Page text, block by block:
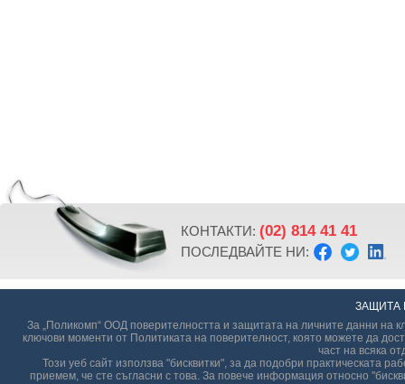
ЗАЩИТА
За „Поликомп“ ООД поверителността и защитата на личните данни на
ключови моменти от Политиката на поверителност, която можете да
част на всяка
Този уеб сайт използва "бисквитки", за да подобри практическата
приемем, че сте съгласни с това. За повече информация относно
КОНТАКТИ: (02) 814 41 41
ПОСЛЕДВАЙТЕ НИ: